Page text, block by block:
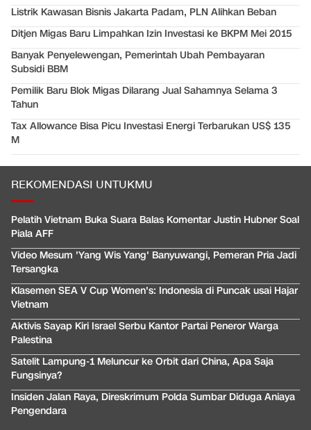
Listrik Kawasan Bisnis Jakarta Padam, PLN Alihkan Beban
Ditjen Migas Baru Limpahkan Izin Investasi ke BKPM Mei 2015
Banyak Penyelewengan, Pemerintah Ubah Pembayaran
Subsidi BBM
Pemilik Baru Blok Migas Dilarang Jual Sahamnya Selama 3
Tahun
Tax Allowance Bisa Picu Investasi Energi Terbarukan US$ 135
M
REKOMENDASI UNTUKMU
Pelatih Vietnam Buka Suara Balas Komentar Justin Hubner Soal
Piala AFF
Video Mesum 'Yang Wis Yang' Banyuwangi, Pemeran Pria Jadi
Tersangka
Klasemen SEA V Cup Women's: Indonesia di Puncak usai Hajar
Vietnam
Aktivis Sayap Kiri Israel Serbu Kantor Partai Peneror Warga
Palestina
Satelit Lampung-1 Meluncur ke Orbit dari China, Apa Saja
Fungsinya?
Insiden Jalan Raya, Direskrimum Polda Sumbar Diduga Aniaya
Pengendara